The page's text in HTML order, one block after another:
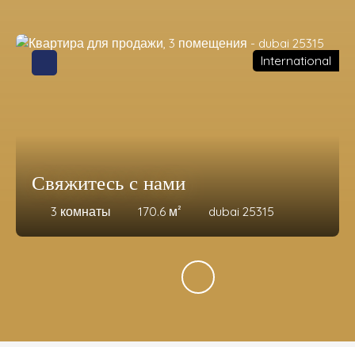
Свяжитесь с нами
3 комнаты 170.6 м² dubai 25315
International